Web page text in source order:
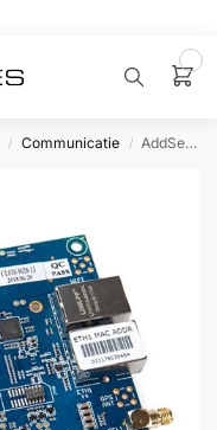
/ Communicatie / AddSecure IRIS-4 Series IP Module